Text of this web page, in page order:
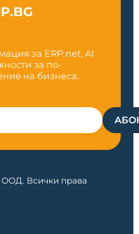
за ERP.net, AI
за по-
на бизнеса.
Всички права